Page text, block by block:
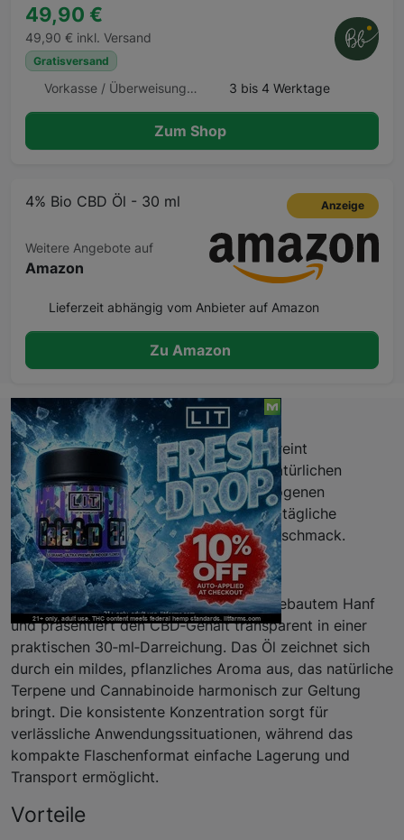
49,90 €
49,90 € inkl. Versand
Gratisversand
Vorkasse / Überweisung, Kreditkarte 3 bis 4 Werktage
Zum Shop
4% Bio CBD Öl - 30 ml Anzeige
Weitere Angebote auf
Amazon
Lieferzeit abhängig vom Anbieter auf Amazon
Zu Amazon
Beschreibung
Bio CBD Öl 4% in der 30‑ml‑Flasche vereint
organischen Anbau mit einem klaren, natürlichen
Hanfprofil. Das Öl bietet einen ausgewogenen
CBD‑Gehalt von 4% und eignet sich für tägliche
Begleitung ohne aufdringlichen Eigengeschmack.
Eigenschaften
Das Produkt basiert auf biologisch angebautem Hanf
und präsentiert den CBD‑Gehalt transparent in einer
praktischen 30‑ml‑Darreichung. Das Öl zeichnet sich
durch ein mildes, pflanzliches Aroma aus, das natürliche
Terpene und Cannabinoide harmonisch zur Geltung
bringt. Die konsistente Konzentration sorgt für
verlässliche Anwendungssituationen, während das
kompakte Flaschenformat einfache Lagerung und
Transport ermöglicht.
Vorteile